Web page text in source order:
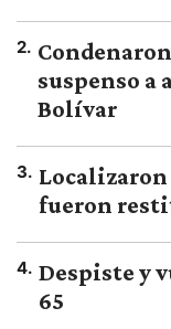
2.
suspenso a
Bolívar
3. Localizaron
fueron
4. Despiste y
65